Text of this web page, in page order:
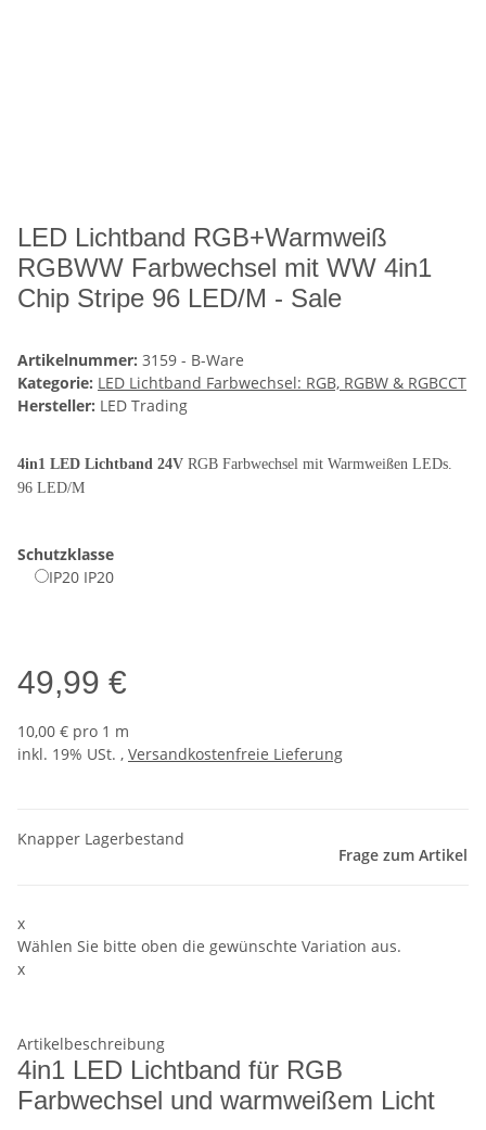
LED Lichtband RGB+Warmweiß
RGBWW Farbwechsel mit WW 4in1
Chip Stripe 96 LED/M - Sale
Artikelnummer: 3159 - B-Ware
Kategorie: LED Lichtband Farbwechsel: RGB, RGBW & RGBCCT
Hersteller: LED Trading
4in1 LED Lichtband 24V RGB Farbwechsel mit Warmweißen LEDs.
96 LED/M
Schutzklasse
IP20 IP20
49,99 €
10,00 € pro 1 m
inkl. 19% USt. , Versandkostenfreie Lieferung
Knapper Lagerbestand
Frage zum Artikel
x
Wählen Sie bitte oben die gewünschte Variation aus.
x
Artikelbeschreibung
4in1 LED Lichtband für RGB
Farbwechsel und warmweißem Licht